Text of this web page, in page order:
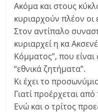
Ακόμα και στους
κυριαρχούν πλέον οι
Στον αντίπαλο
κυριαρχεί η κα
Κόμματος”, που
“εθνικά ζητήματα”.
Κι έχει το
Γιατί προέρχεται
Ενώ και ο τρίτος